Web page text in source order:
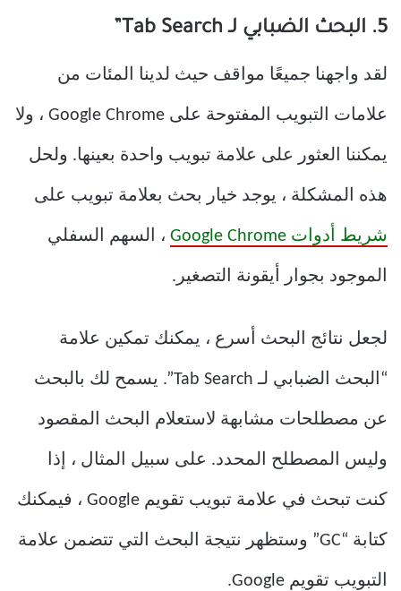
5. البحث الضبابي لـ Tab Search”
لقد واجهنا جميعًا مواقف حيث لدينا المئات من
علامات التبويب المفتوحة على Google Chrome ، ولا
يمكننا العثور على علامة تبويب واحدة بعينها. ولحل
هذه المشكلة ، يوجد خيار بحث بعلامة تبويب على
شريط أدوات Google Chrome ، السهم السفلي
الموجود بجوار أيقونة التصغير.
لجعل نتائج البحث أسرع ، يمكنك تمكين علامة
“البحث الضبابي لـ Tab Search”. يسمح لك بالبحث
عن مصطلحات مشابهة لاستعلام البحث المقصود
وليس المصطلح المحدد. على سبيل المثال ، إذا
كنت تبحث في علامة تبويب تقويم Google ، فيمكنك
كتابة “GC” وستظهر نتيجة البحث التي تتضمن علامة
التبويب تقويم Google.